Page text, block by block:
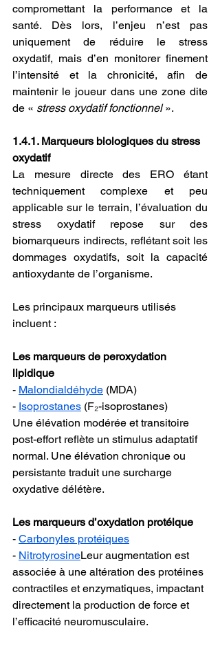
compromettant la performance et la
santé. Dès lors, l’enjeu n’est pas
uniquement de réduire le stress
oxydatif, mais d’en monitorer finement
l’intensité et la chronicité, afin de
maintenir le joueur dans une zone dite
de « stress oxydatif fonctionnel ».
1.4.1. Marqueurs biologiques du stress
oxydatif
La mesure directe des ERO étant
techniquement complexe et peu
applicable sur le terrain, l’évaluation du
stress oxydatif repose sur des
biomarqueurs indirects, reflétant soit les
dommages oxydatifs, soit la capacité
antioxydante de l’organisme.
Les principaux marqueurs utilisés
incluent :
Les marqueurs de peroxydation
lipidique
- Malondialdéhyde (MDA)
- Isoprostanes (F₂-isoprostanes)
Une élévation modérée et transitoire
post-effort reflète un stimulus adaptatif
normal. Une élévation chronique ou
persistante traduit une surcharge
oxydative délétère.
Les marqueurs d’oxydation protéique
- Carbonyles protéiques
- NitrotyrosineLeur augmentation est
associée à une altération des protéines
contractiles et enzymatiques, impactant
directement la production de force et
l’efficacité neuromusculaire.